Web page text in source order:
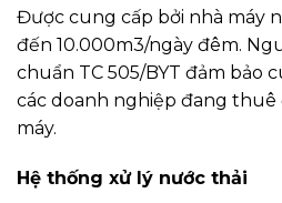
Được cung cấp bởi nhà máy
đến 10.000m3/ngày đêm.
chuẩn TC 505/BYT đảm bảo
các doanh nghiệp đang thuê
máy.
Hệ thống xử lý nước thải